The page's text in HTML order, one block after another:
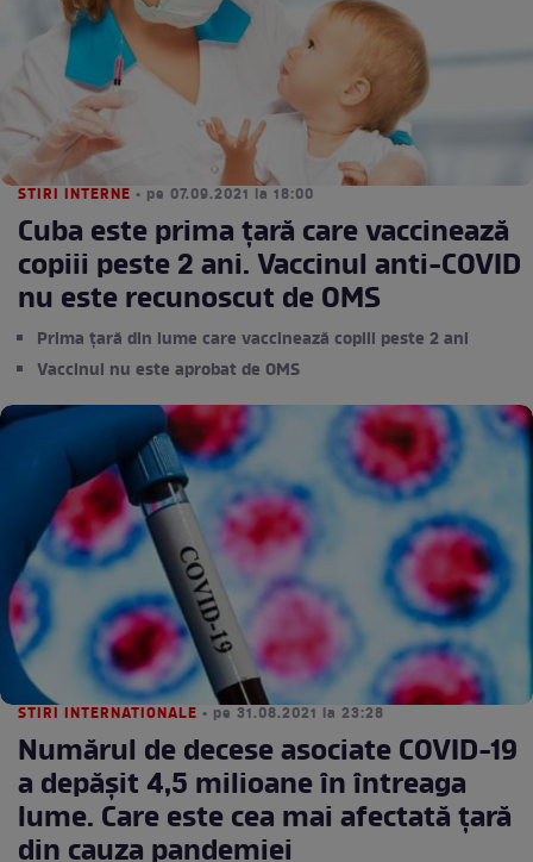
STIRI INTERNE • pe 07.09.2021 la 18:00
Cuba este prima țară care vaccinează
copiii peste 2 ani. Vaccinul anti-COVID
nu este recunoscut de OMS
Prima țară din lume care vaccinează copiii peste 2 ani
Vaccinul nu este aprobat de OMS
STIRI INTERNATIONALE • pe 31.08.2021 la 23:28
Numărul de decese asociate COVID-19
a depășit 4,5 milioane în întreaga
lume. Care este cea mai afectată țară
din cauza pandemiei